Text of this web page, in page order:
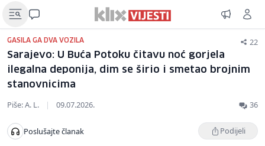
GASILA GA DVA VOZILA 22
Sarajevo: U Buća Potoku čitavu noć gorjela
ilegalna deponija, dim se širio i smetao brojnim
stanovnicima
Piše: A. L. | 09.07.2026. 36
Poslušajte članak Podijeli